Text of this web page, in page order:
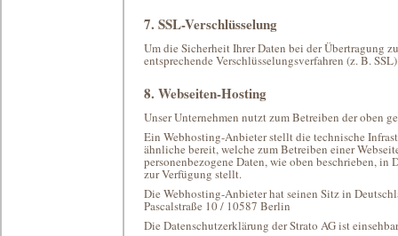
7. SSL-Verschlüsselung
Um die Sicherheit Ihrer Daten bei der Übertragung
entsprechende Verschlüsselungsverfahren (z. B.
8. Webseiten-Hosting
Unser Unternehmen nutzt zum Betreiben der oben
Ein Webhosting-Anbieter stellt die technische
ähnliche bereit, welche zum Betreiben einer
personenbezogene Daten, wie oben beschrieben, in
zur Verfügung stellt.
Die Webhosting-Anbieter hat seinen Sitz in
Pascalstraße 10 / 10587 Berlin
Die Datenschutzerklärung der Strato AG ist